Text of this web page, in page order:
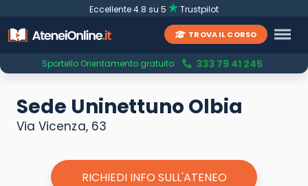
Eccellente 4.8 su 5 Trustpilot
TROVA IL CORSO
Sportello Orientamento gratuito 333 79 41 245
Sede Uninettuno Olbia
Via Vicenza, 63
RICHIEDI INFO SULL'ATENEO